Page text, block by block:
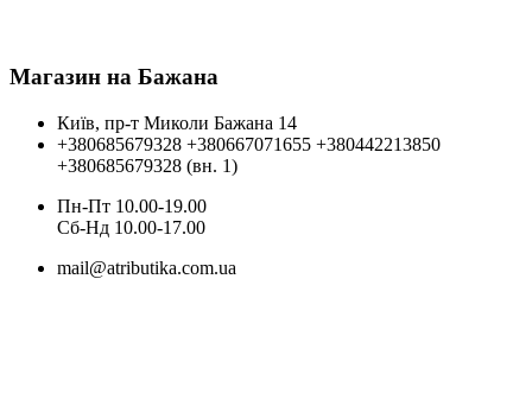
Магазин на Бажана
Київ, пр-т Миколи Бажана 14
+380685679328 +380667071655 +380442213850
+380685679328 (вн. 1)
Пн-Пт 10.00-19.00
Cб-Нд 10.00-17.00
mail@atributika.com.ua